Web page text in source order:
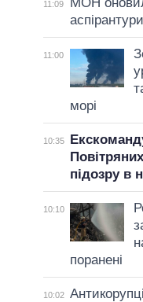
11:09
11:00
морі
10:35
підозру в
10:10
поранені
10:02